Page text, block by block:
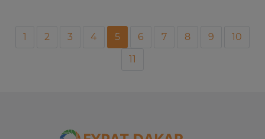
1 2 3 4 5 6 7 8 9
10
11